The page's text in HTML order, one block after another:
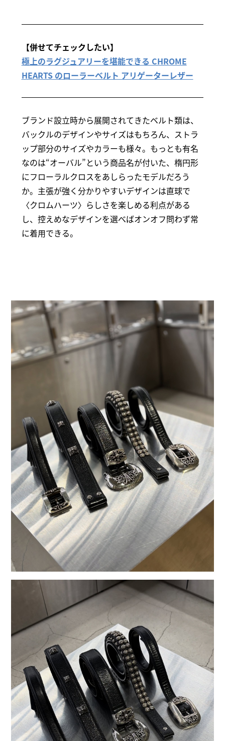
【併せてチェックしたい】
極上のラグジュアリーを堪能できる CHROME
HEARTS のローラーベルト アリゲーターレザー
ブランド設立時から展開されてきたベルト類は、
バックルのデザインやサイズはもちろん、ストラ
ップ部分のサイズやカラーも様々。もっとも有名
なのは“オーバル”という商品名が付いた、楕円形
にフローラルクロスをあしらったモデルだろう
か。主張が強く分かりやすいデザインは直球で
〈クロムハーツ〉らしさを楽しめる利点がある
し、控えめなデザインを選べばオンオフ問わず常
に着用できる。